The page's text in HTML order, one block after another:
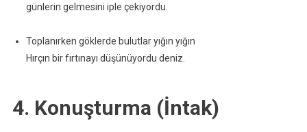
günlerin gelmesini iple çekiyordu.
Toplanırken göklerde bulutlar yığın yığın
Hırçın bir fırtınayı düşünüyordu deniz.
4. Konuşturma (İntak)